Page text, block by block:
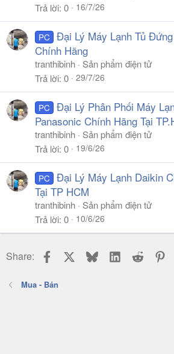
Trả lời 0 16/7/26
PC Đại Lý Máy Lạnh Tủ
Chính Hãng
tranthibinh
Sản phẩm điện tử
Trả lời 0 29/7/26
PC Đại Lý Phân Phối Máy
Panasonic Chính Hãng Tại
tranthibinh
Sản phẩm điện tử
Trả lời 0 19/6/26
PC Đại Lý Máy Lạnh Daikin
Tại TP HCM
tranthibinh
Sản phẩm điện tử
Trả lời 0 10/6/26
Share: Facebook BlueskyLinkedIn
Reddit
Mua - Bán